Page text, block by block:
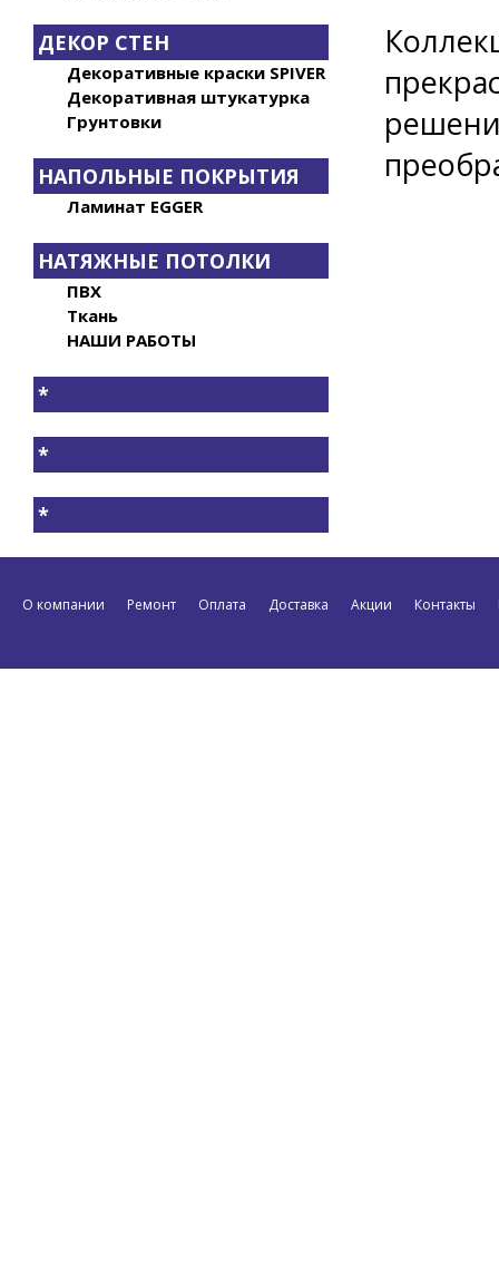
ДЕКОР СТЕН
Декоративные краски SPIVER
Декоративная штукатурка
Грунтовки
НАПОЛЬНЫЕ ПОКРЫТИЯ
Ламинат EGGER
НАТЯЖНЫЕ ПОТОЛКИ
ПВХ
Ткань
НАШИ РАБОТЫ
*
*
*
О компании Ремонт Оплата Доставка Акции Контакты